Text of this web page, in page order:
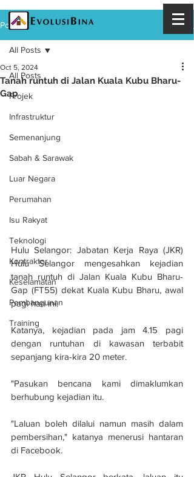
Post
All Posts
Projek
Infrastruktur
Semenanjung
Sabah & Sarawak
Luar Negara
Perumahan
Isu Rakyat
Teknologi
Kontraktor
Keselamatan
Pembangunan
Training
All Posts
Tanah runtuh di Jalan Kuala Kubu Bharu-
Gap
Oct 5, 2024
Hulu Selangor: Jabatan Kerja Raya (JKR)
Hulu Selangor mengesahkan kejadian
tanah runtuh di Jalan Kuala Kubu Bharu-
Gap (FT55) dekat Kuala Kubu Bharu, awal
pagi hari ini.
Katanya, kejadian pada jam 4.15 pagi
dengan runtuhan di kawasan terbabit
sepanjang kira-kira 20 meter.
"Pasukan bencana kami dimaklumkan
berhubung kejadian itu.
"Laluan boleh dilalui namun masih dalam
pembersihan," katanya menerusi hantaran
di Facebook.